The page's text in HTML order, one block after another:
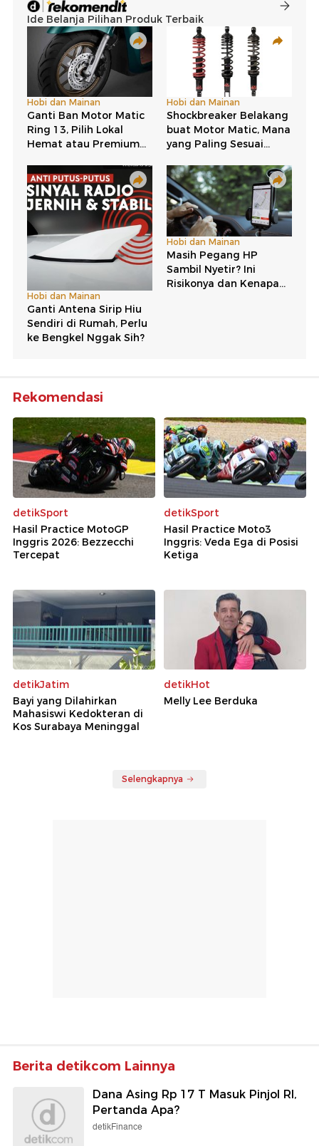
Rekomendasi
detikSport
Hasil Practice MotoGP
Inggris 2026: Bezzecchi
Tercepat
detikSport
Hasil Practice Moto3
Inggris: Veda Ega di Posisi
Ketiga
detikJatim
Bayi yang Dilahirkan
Mahasiswi Kedokteran di
Kos Surabaya Meninggal
detikHot
Melly Lee Berduka
Selengkapnya
Berita detikcom Lainnya
Dana Asing Rp 17 T Masuk Pinjol RI,
Pertanda Apa?
detikFinance